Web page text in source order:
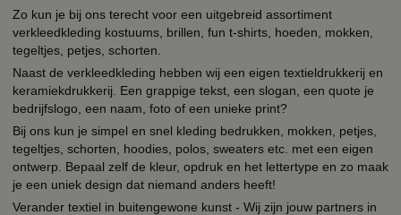
Zo kun je bij ons terecht voor een uitgebreid assortiment
verkleedkleding kostuums, brillen, fun t-shirts, hoeden, mokken,
tegeltjes, petjes, schorten.
Naast de verkleedkleding hebben wij een eigen textieldrukkerij en
keramiekdrukkerij. Een grappige tekst, een slogan, een quote je
bedrijfslogo, een naam, foto of een unieke print?
Bij ons kun je simpel en snel kleding bedrukken, mokken, petjes,
tegeltjes, schorten, hoodies, polos, sweaters etc. met een eigen
ontwerp. Bepaal zelf de kleur, opdruk en het lettertype en zo maak
je een uniek design dat niemand anders heeft!
Verander textiel in buitengewone kunst - Wij zijn jouw partners in